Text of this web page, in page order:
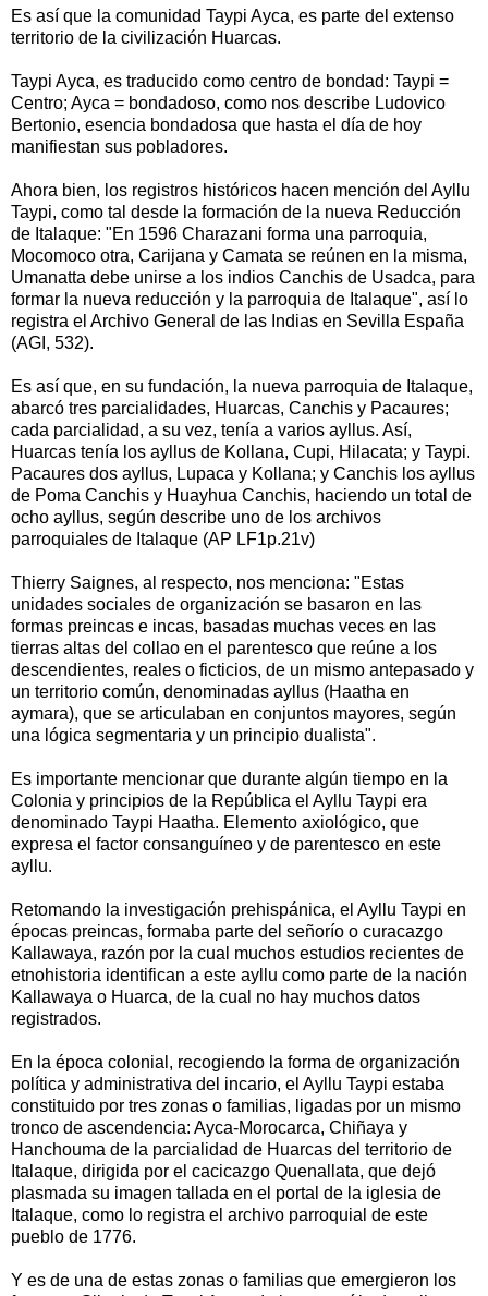
Es así que la comunidad Taypi Ayca, es parte del extenso
territorio de la civilización Huarcas.
Taypi Ayca, es traducido como centro de bondad: Taypi =
Centro; Ayca = bondadoso, como nos describe Ludovico
Bertonio, esencia bondadosa que hasta el día de hoy
manifiestan sus pobladores.
Ahora bien, los registros históricos hacen mención del Ayllu
Taypi, como tal desde la formación de la nueva Reducción
de Italaque: "En 1596 Charazani forma una parroquia,
Mocomoco otra, Carijana y Camata se reúnen en la misma,
Umanatta debe unirse a los indios Canchis de Usadca, para
formar la nueva reducción y la parroquia de Italaque", así lo
registra el Archivo General de las Indias en Sevilla España
(AGI, 532).
Es así que, en su fundación, la nueva parroquia de Italaque,
abarcó tres parcialidades, Huarcas, Canchis y Pacaures;
cada parcialidad, a su vez, tenía a varios ayllus. Así,
Huarcas tenía los ayllus de Kollana, Cupi, Hilacata; y Taypi.
Pacaures dos ayllus, Lupaca y Kollana; y Canchis los ayllus
de Poma Canchis y Huayhua Canchis, haciendo un total de
ocho ayllus, según describe uno de los archivos
parroquiales de Italaque (AP LF1p.21v)
Thierry Saignes, al respecto, nos menciona: "Estas
unidades sociales de organización se basaron en las
formas preincas e incas, basadas muchas veces en las
tierras altas del collao en el parentesco que reúne a los
descendientes, reales o ficticios, de un mismo antepasado y
un territorio común, denominadas ayllus (Haatha en
aymara), que se articulaban en conjuntos mayores, según
una lógica segmentaria y un principio dualista".
Es importante mencionar que durante algún tiempo en la
Colonia y principios de la República el Ayllu Taypi era
denominado Taypi Haatha. Elemento axiológico, que
expresa el factor consanguíneo y de parentesco en este
ayllu.
Retomando la investigación prehispánica, el Ayllu Taypi en
épocas preincas, formaba parte del señorío o curacazgo
Kallawaya, razón por la cual muchos estudios recientes de
etnohistoria identifican a este ayllu como parte de la nación
Kallawaya o Huarca, de la cual no hay muchos datos
registrados.
En la época colonial, recogiendo la forma de organización
política y administrativa del incario, el Ayllu Taypi estaba
constituido por tres zonas o familias, ligadas por un mismo
tronco de ascendencia: Ayca-Morocarca, Chiñaya y
Hanchouma de la parcialidad de Huarcas del territorio de
Italaque, dirigida por el cacicazgo Quenallata, que dejó
plasmada su imagen tallada en el portal de la iglesia de
Italaque, como lo registra el archivo parroquial de este
pueblo de 1776.
Y es de una de estas zonas o familias que emergieron los